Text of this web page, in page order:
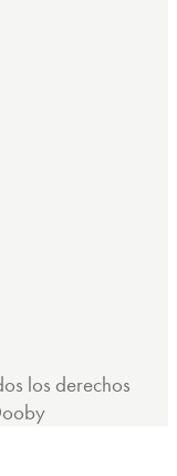
los derechos